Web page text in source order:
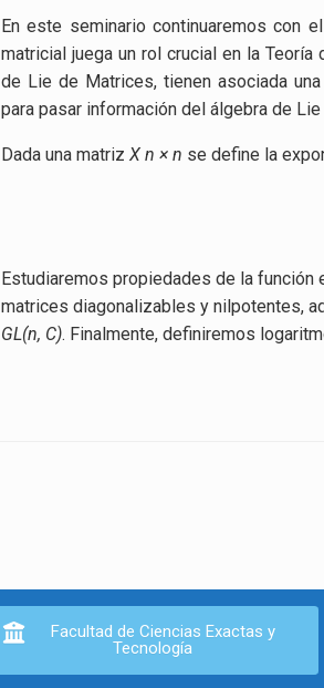
En este seminario continuaremos con
matricial juega un rol crucial en la
de Lie de Matrices, tienen asociada
para pasar información del álgebra de
Dada una matrizX n × n se define la
Estudiaremos propiedades de la
matrices diagonalizables y nilpotentes,
GL(n, C). Finalmente, definiremos
Facultad de Ciencias Exactas y
Tecnología